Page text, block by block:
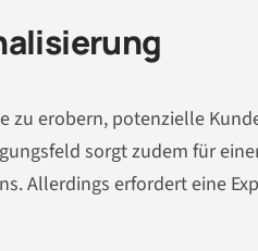
zu erobern, potenzielle
sorgt zudem für
Allerdings erfordert eine